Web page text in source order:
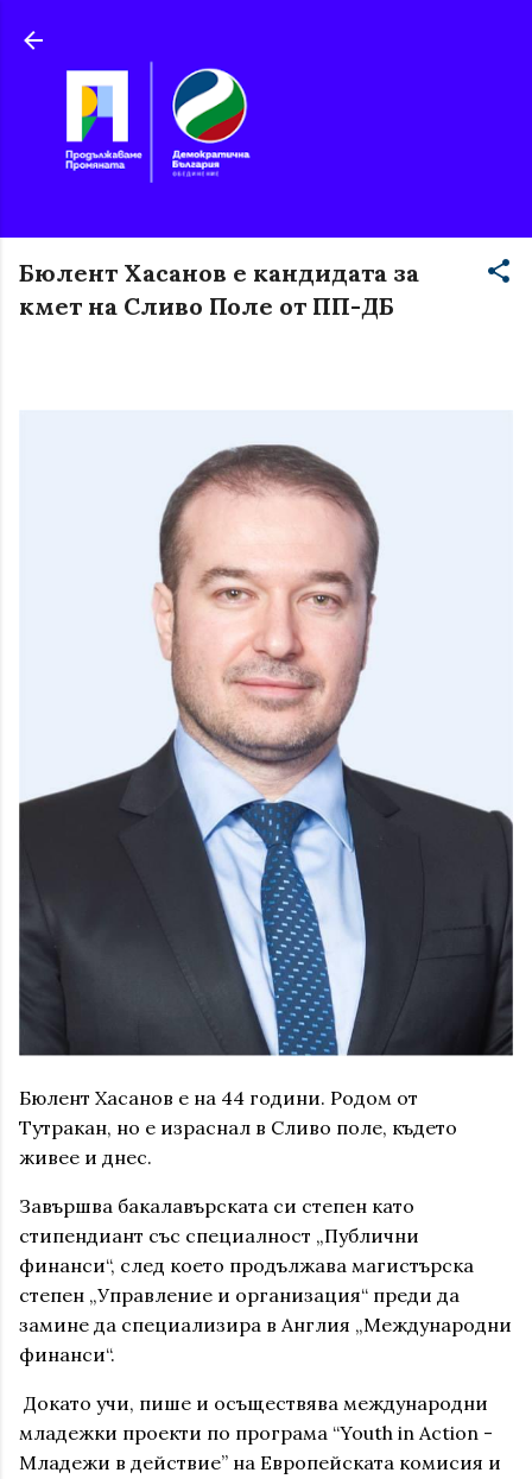
Бюлент Хасанов е кандидата за
кмет на Сливо Поле от ПП-ДБ
Бюлент Хасанов е на 44 години. Родом от
Тутракан, но е израснал в Сливо поле, където
живее и днес.
Завършва бакалавърската си степен като
стипендиант със специалност „Публични
финанси“, след което продължава магистърска
степен „Управление и организация“ преди да
замине да специализира в Англия „Международни
финанси“.
Докато учи, пише и осъществява международни
младежки проекти по програма “Youth in Action -
Младежи в действие” на Eвропейската комисия и